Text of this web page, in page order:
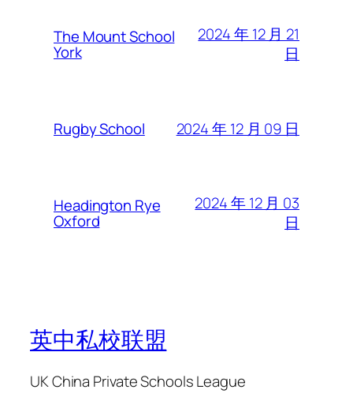
The Mount School
York
2024 年 12 月 21
日
Rugby School 2024 年 12 月 09 日
Headington Rye
Oxford
2024 年 12 月 03
日
英中私校联盟
UK China Private Schools League